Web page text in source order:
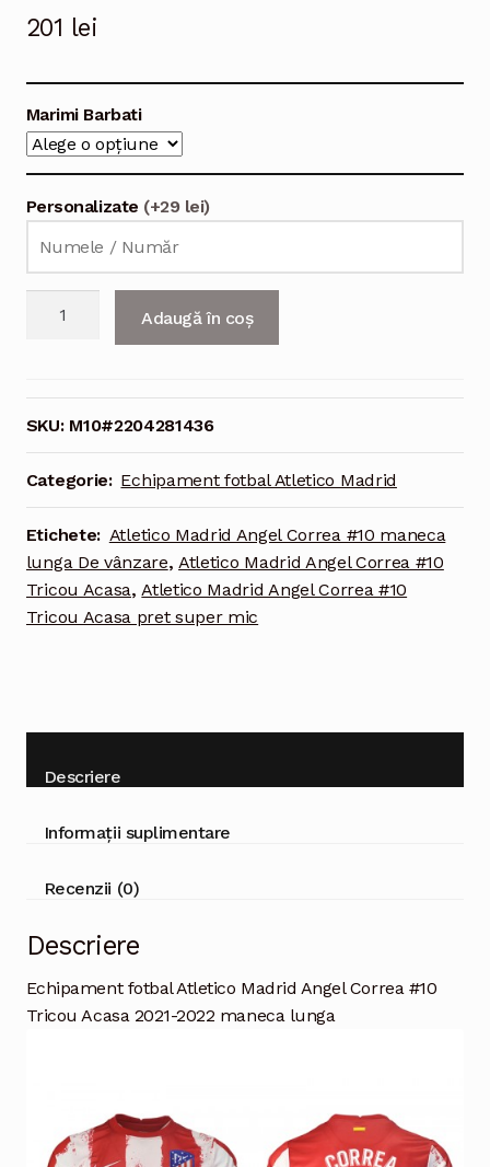
201 lei
Marimi Barbati
Personalizate (+29 lei)
2021-
2022
maneca
Adaugă în coș
SKU: M10#2204281436
Categorie: Echipament fotbal Atletico Madrid
Etichete: Atletico Madrid Angel Correa #10 maneca
lunga De vânzare,Atletico Madrid Angel Correa #10
Tricou Acasa,Atletico Madrid Angel Correa #10
Tricou Acasa pret super mic
Descriere
Informații suplimentare
Recenzii (0)
Descriere
Echipament fotbal Atletico Madrid Angel Correa #10
Tricou Acasa 2021-2022 maneca lunga